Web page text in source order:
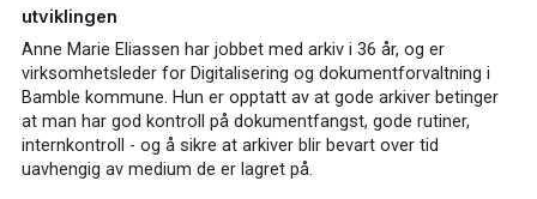
utviklingen
Anne Marie Eliassen har jobbet med arkiv i 36 år, og er
virksomhetsleder for Digitalisering og dokumentforvaltning i
Bamble kommune. Hun er opptatt av at gode arkiver betinger
at man har god kontroll på dokumentfangst, gode rutiner,
internkontroll - og å sikre at arkiver blir bevart over tid
uavhengig av medium de er lagret på.